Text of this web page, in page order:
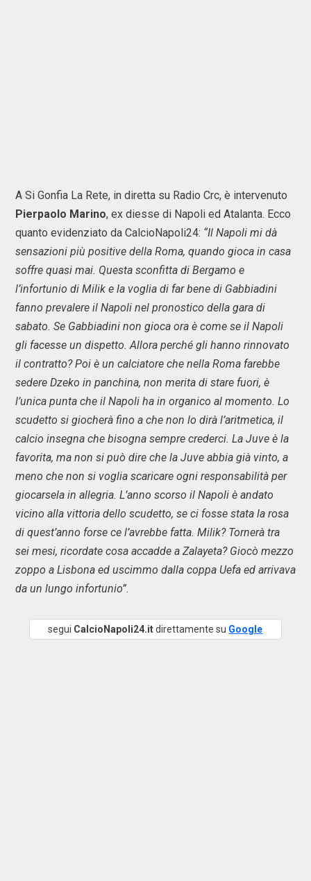
A Si Gonfia La Rete, in diretta su Radio Crc, è intervenuto
Pierpaolo Marino, ex diesse di Napoli ed Atalanta. Ecco
quanto evidenziato da CalcioNapoli24: “Il Napoli mi dà
sensazioni più positive della Roma, quando gioca in casa
soffre quasi mai. Questa sconfitta di Bergamo e
l’infortunio di Milik e la voglia di far bene di Gabbiadini
fanno prevalere il Napoli nel pronostico della gara di
sabato. Se Gabbiadini non gioca ora è come se il Napoli
gli facesse un dispetto. Allora perché gli hanno rinnovato
il contratto? Poi è un calciatore che nella Roma farebbe
sedere Dzeko in panchina, non merita di stare fuori, è
l’unica punta che il Napoli ha in organico al momento. Lo
scudetto si giocherà fino a che non lo dirà l’aritmetica, il
calcio insegna che bisogna sempre crederci. La Juve è la
favorita, ma non si può dire che la Juve abbia già vinto, a
meno che non si voglia scaricare ogni responsabilità per
giocarsela in allegria. L’anno scorso il Napoli è andato
vicino alla vittoria dello scudetto, se ci fosse stata la rosa
di quest’anno forse ce l’avrebbe fatta. Milik? Tornerà tra
sei mesi, ricordate cosa accadde a Zalayeta? Giocò mezzo
zoppo a Lisbona ed uscimmo dalla coppa Uefa ed arrivava
da un lungo infortunio”.
segui CalcioNapoli24.itdirettamente su Google